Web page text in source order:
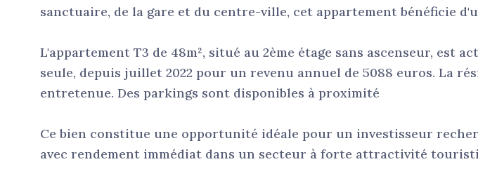
sanctuaire, de la gare et du centre-ville, cet appartement bénéficie
L'appartement T3 de 48m², situé au 2ème étage sans ascenseur, est
seule, depuis juillet 2022 pour un revenu annuel de 5088 euros. La
entretenue. Des parkings sont disponibles à proximité
Ce bien constitue une opportunité idéale pour un investisseur
avec rendement immédiat dans un secteur à forte attractivité